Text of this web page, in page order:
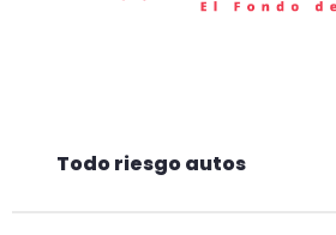
Todo riesgo autos